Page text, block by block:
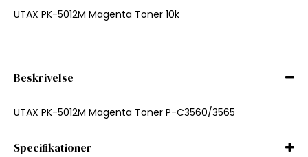
UTAX PK-5012M Magenta Toner 10k
Beskrivelse
UTAX PK-5012M Magenta Toner P-C3560/3565
Specifikationer